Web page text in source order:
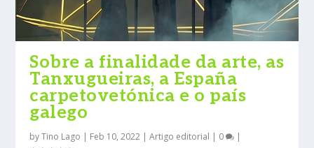
Sobre a finalidade da arte, as
Tanxugueiras, a España
carpetovetónica e o país
galego
byTino Lago | Feb 10, 2022 |Artigo editorial | 0 |